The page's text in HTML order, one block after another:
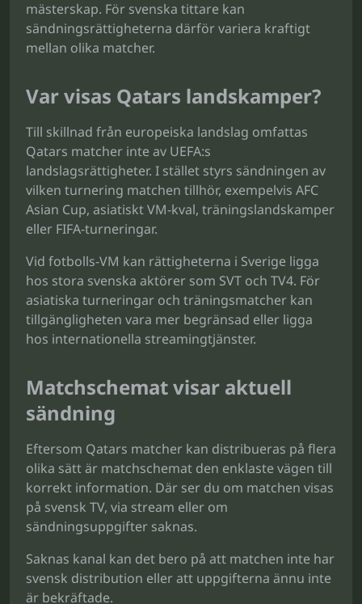
mästerskap. För svenska tittare kan
sändningsrättigheterna därför variera kraftigt
mellan olika matcher.
Var visas Qatars landskamper?
Till skillnad från europeiska landslag omfattas
Qatars matcher inte av UEFA:s
landslagsrättigheter. I stället styrs sändningen av
vilken turnering matchen tillhör, exempelvis AFC
Asian Cup, asiatiskt VM-kval, träningslandskamper
eller FIFA-turneringar.
Vid fotbolls-VM kan rättigheterna i Sverige ligga
hos stora svenska aktörer som SVT och TV4. För
asiatiska turneringar och träningsmatcher kan
tillgängligheten vara mer begränsad eller ligga
hos internationella streamingtjänster.
Matchschemat visar aktuell
sändning
Eftersom Qatars matcher kan distribueras på flera
olika sätt är matchschemat den enklaste vägen till
korrekt information. Där ser du om matchen visas
på svensk TV, via stream eller om
sändningsuppgifter saknas.
Saknas kanal kan det bero på att matchen inte har
svensk distribution eller att uppgifterna ännu inte
är bekräftade.